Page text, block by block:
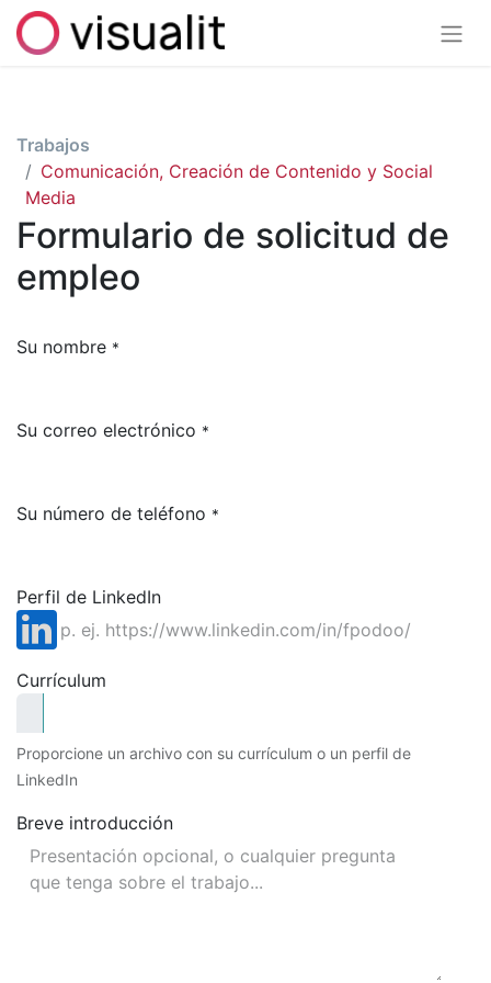
Trabajos
Comunicación, Creación de Contenido y Social
Media
Formulario de solicitud de
empleo
Su nombre *
Su correo electrónico *
Su número de teléfono *
Perfil de LinkedIn
Currículum
Proporcione un archivo con su currículum o un perfil de
LinkedIn
Breve introducción